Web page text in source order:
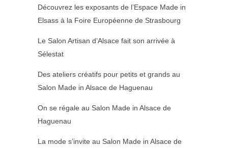
Découvrez les exposants de l’Espace Made in
Elsass à la Foire Européenne de Strasbourg
Le Salon Artisan d’Alsace fait son arrivée à
Sélestat
Des ateliers créatifs pour petits et grands au
Salon Made in Alsace de Haguenau
On se régale au Salon Made in Alsace de
Haguenau
La mode s’invite au Salon Made in Alsace de